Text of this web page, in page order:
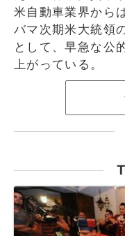
米自動車業界から
バマ次期米大統領
として、早急な公
上がっている。